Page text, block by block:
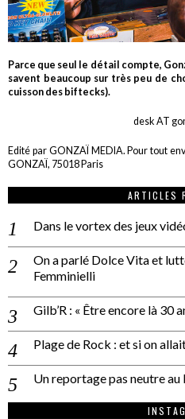
Parce que seul le détail compte,
savent beaucoup sur très peu de
cuisson des biftecks).
desk AT
Edité par GONZAÏ MEDIA. Pour tout
GONZAÏ, 75018 Paris
ARTICLES
Dans le vortex des jeux
On a parlé Dolce Vita et
Femminielli
Gilb’R : « Être encore là 30
Plage de Rock : et si on
Un reportage pas neutre au